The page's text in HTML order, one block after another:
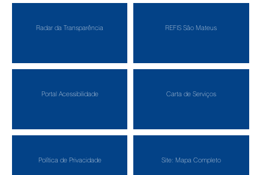
Radar da Transparência REFIS São Mateus
Portal Acessibilidade Carta de Serviços
Política de Privacidade Site: Mapa Completo